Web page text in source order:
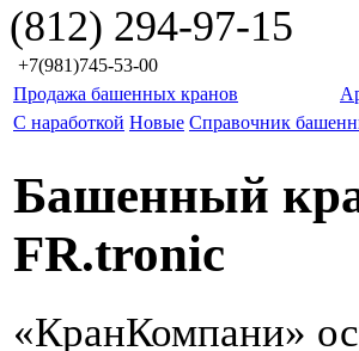
(812) 294-97-15
+7(981)745-53-00
Продажа башенных кранов
С наработкой Новые Справочник
Башенный
FR.tronic
«КранКомпани»